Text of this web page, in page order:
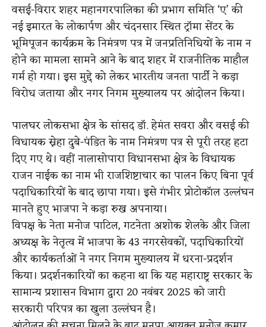
वसई-विरार शहर महानगरपालिका की प्रभाग समिति ‘ए’ की
नई इमारत के लोकार्पण और चंदनसार स्थित ट्रॉमा सेंटर के
भूमिपूजन कार्यक्रम के निमंत्रण पत्र में जनप्रतिनिधियों के नाम न
होने का मामला सामने आने के बाद शहर में राजनीतिक माहौल
गर्म हो गया। इस मुद्दे को लेकर भारतीय जनता पार्टी ने कड़ा
विरोध जताया और नगर निगम मुख्यालय पर आंदोलन किया।
पालघर लोकसभा क्षेत्र के सांसद डॉ. हेमंत सवरा और वसई की
विधायक स्नेहा दुबे-पंडित के नाम निमंत्रण पत्र से पूरी तरह हटा
दिए गए थे। वहीं नालासोपारा विधानसभा क्षेत्र के विधायक
राजन नाईक का नाम भी राजशिष्टाचार का पालन किए बिना पूर्व
पदाधिकारियों के बाद छापा गया। इसे गंभीर प्रोटोकॉल उल्लंघन
मानते हुए भाजपा ने कड़ा रुख अपनाया।
विपक्ष के नेता मनोज पाटिल, गटनेता अशोक शेलके और जिला
अध्यक्ष के नेतृत्व में भाजपा के 43 नगरसेवकों, पदाधिकारियों
और कार्यकर्ताओं ने नगर निगम मुख्यालय में धरना-प्रदर्शन
किया। प्रदर्शनकारियों का कहना था कि यह महाराष्ट्र सरकार के
सामान्य प्रशासन विभाग द्वारा 20 नवंबर 2025 को जारी
सरकारी परिपत्र का खुला उल्लंघन है।